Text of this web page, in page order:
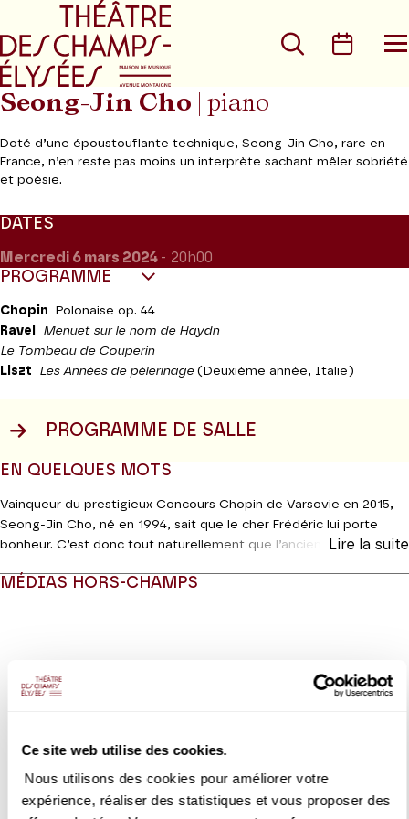
Ce site web utilise des cookies.
Nous utilisons des cookies pour améliorer votre
expérience, réaliser des statistiques et vous proposer des
Aller au menu principal
Rechercher
Seong-Jin Cho | piano
Doté d’une époustouflante technique, Seong-Jin Cho, rare en
France, n’en reste pas moins un interprète sachant mêler sobriété
et poésie.
DATES
Mercredi 6 mars 2024 - 20h00
PROGRAMME
Chopin Polonaise op. 44
Ravel
Menuet sur le nom de Haydn
Le Tombeau de Couperin
Liszt
Les Années de pèlerinage(Deuxième année, Italie)
PROGRAMME DE SALLE
EN QUELQUES MOTS
Vainqueur du prestigieux Concours Chopin de Varsovie en 2015,
Seong-Jin Cho, né en 1994, sait que le cher Frédéric lui porte
bonheur. C’est donc tout naturellement que l’ancien élève de
avec laPolonaiseopus 44, dont le
Années de pèlerinage
, nous admirerons Raphaël et Michel-Ange,
Lire la suite
MÉDIAS HORS-CHAMPS
VIDEO